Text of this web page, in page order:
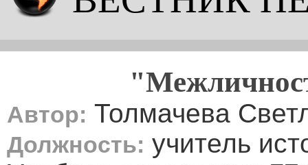
Автор: Толмачева
Должность: учитель